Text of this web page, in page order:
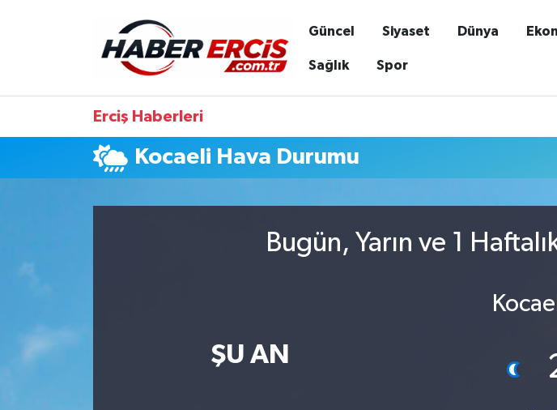
Güncel Siyaset Dünya
Sağlık Spor
Erciş Haberleri
Kocaeli Hava Durumu
Bugün, Yarın ve 1
ŞU AN